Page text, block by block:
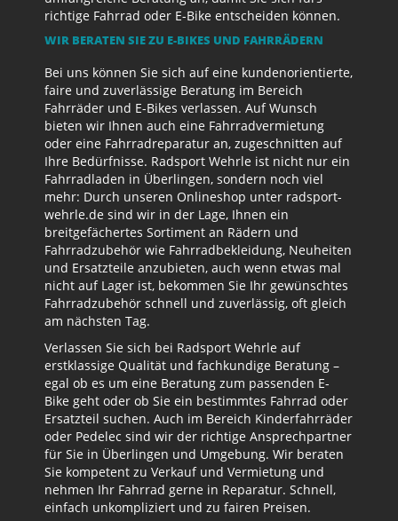
richtige Fahrrad oder E-Bike entscheiden können.
WIR BERATEN SIE ZU E-BIKES UND FAHRRÄDERN
Bei uns können Sie sich auf eine kundenorientierte,
faire und zuverlässige Beratung im Bereich
Fahrräder und E-Bikes verlassen. Auf Wunsch
bieten wir Ihnen auch eine Fahrradvermietung
oder eine Fahrradreparatur an, zugeschnitten auf
Ihre Bedürfnisse. Radsport Wehrle ist nicht nur ein
Fahrradladen in Überlingen, sondern noch viel
mehr: Durch unseren Onlineshop unter radsport-
wehrle.de sind wir in der Lage, Ihnen ein
breitgefächertes Sortiment an Rädern und
Fahrradzubehör wie Fahrradbekleidung, Neuheiten
und Ersatzteile anzubieten, auch wenn etwas mal
nicht auf Lager ist, bekommen Sie Ihr gewünschtes
Fahrradzubehör schnell und zuverlässig, oft gleich
am nächsten Tag.
Verlassen Sie sich bei Radsport Wehrle auf
erstklassige Qualität und fachkundige Beratung –
egal ob es um eine Beratung zum passenden E-
Bike geht oder ob Sie ein bestimmtes Fahrrad oder
Ersatzteil suchen. Auch im Bereich Kinderfahrräder
oder Pedelec sind wir der richtige Ansprechpartner
für Sie in Überlingen und Umgebung. Wir beraten
Sie kompetent zu Verkauf und Vermietung und
nehmen Ihr Fahrrad gerne in Reparatur. Schnell,
einfach unkompliziert und zu fairen Preisen.